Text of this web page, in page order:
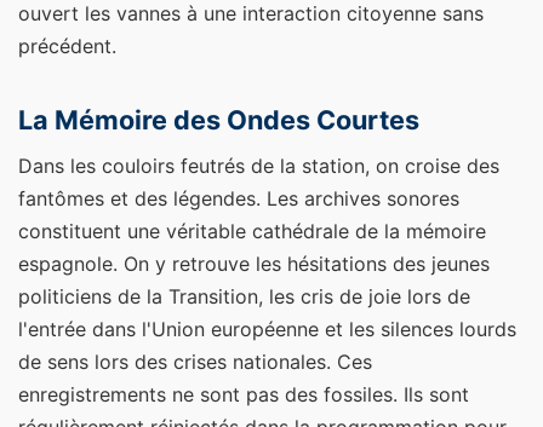
ouvert les vannes à une interaction citoyenne sans
précédent.
La Mémoire des Ondes Courtes
Dans les couloirs feutrés de la station, on croise des
fantômes et des légendes. Les archives sonores
constituent une véritable cathédrale de la mémoire
espagnole. On y retrouve les hésitations des jeunes
politiciens de la Transition, les cris de joie lors de
l'entrée dans l'Union européenne et les silences lourds
de sens lors des crises nationales. Ces
enregistrements ne sont pas des fossiles. Ils sont